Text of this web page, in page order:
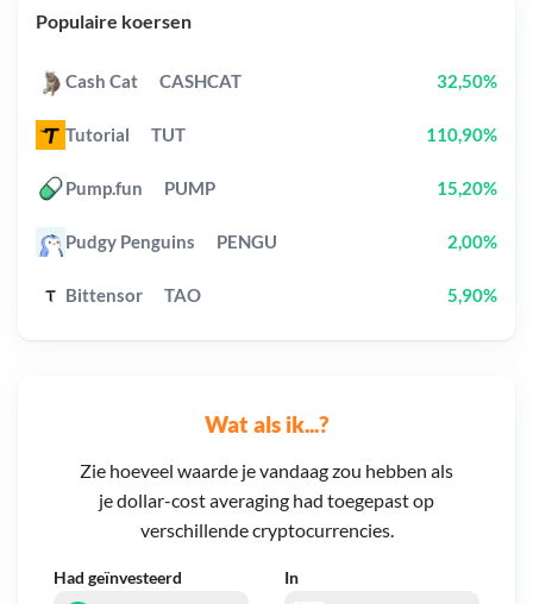
Wat als ik...?
Zie hoeveel waarde je vandaag zou hebben als
je dollar-cost averaging had toegepast op
verschillende cryptocurrencies.
Had geïnvesteerd In
Populaire koersen
Cash Cat CASHCAT 32,50%
Tutorial TUT 110,90%
Pump.fun PUMP 15,20%
Pudgy Penguins PENGU 2,00%
Bittensor TAO 5,90%